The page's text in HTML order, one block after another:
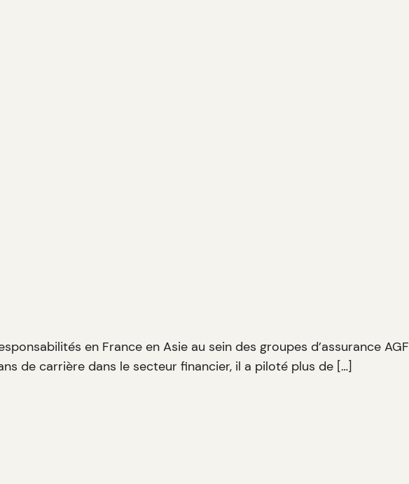
en France en Asie au sein des groupes d’assurance AGF
de carrière dans le secteur financier, il a piloté plus de […]